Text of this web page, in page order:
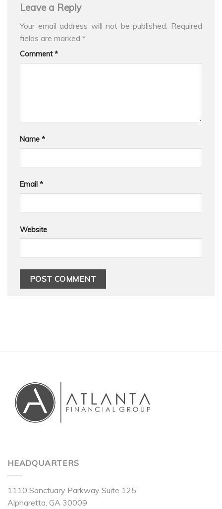
Leave a Reply
Your email address will not be published. Required
fields are marked *
Comment*
Name *
Email *
Website
HEADQUARTERS
1110 Sanctuary Parkway Suite 125
Alpharetta, GA 30009